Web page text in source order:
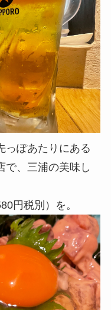
っぽあたりにある
で、三浦の美味し
円税別）を。